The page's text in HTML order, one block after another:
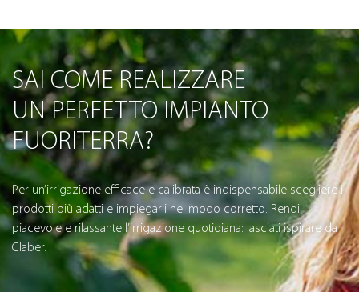
SAI COME REALIZZARE
UN PERFETTO IMPIANTO
FUORITERRA?
Per un’irrigazione efficace e calibrata è indispensabile scegliere i
prodotti più adatti e impiegarli nel modo corretto. Rendi
piacevole e rilassante l’irrigazione quotidiana: lasciati ispirare da
Claber.